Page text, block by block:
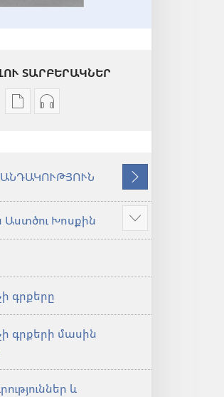
ՏԱՐԲԵՐԱԿՆԵՐ
Թվային
Աստվածաշունչ.
աշխարհ»
թարգմանություն
Աուդիոձայնագրությունները
Աստվածաշունչ.
«Նոր
թարգմանություն
(2024)
Հաջորդ
Աստծու Խոսքին
Ցույց
տալ
գրքերը
գրքերի մասին
և